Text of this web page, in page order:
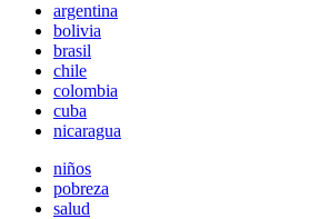
argentina
bolivia
brasil
chile
colombia
cuba
nicaragua
niños
pobreza
salud